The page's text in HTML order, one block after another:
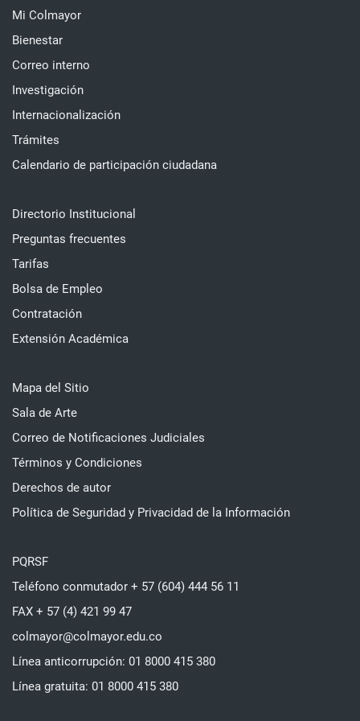
Mi Colmayor
Bienestar
Correo interno
Investigación
Internacionalización
Trámites
Calendario de participación ciudadana
Directorio Institucional
Preguntas frecuentes
Tarifas
Bolsa de Empleo
Contratación
Extensión Académica
Mapa del Sitio
Sala de Arte
Correo de Notificaciones Judiciales
Términos y Condiciones
Derechos de autor
Política de Seguridad y Privacidad de la Información
PQRSF
Teléfono conmutador + 57 (604) 444 56 11
FAX + 57 (4) 421 99 47
colmayor@colmayor.edu.co
Línea anticorrupción: 01 8000 415 380
Línea gratuita: 01 8000 415 380